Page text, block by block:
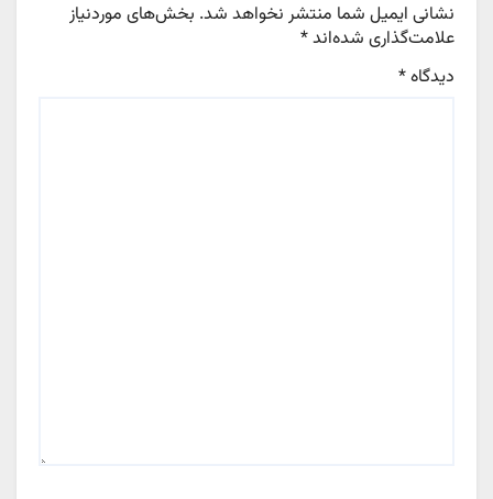
نشانی ایمیل شما منتشر نخواهد شد. بخش‌های موردنیاز
علامت‌گذاری شده‌اند*
دیدگاه*